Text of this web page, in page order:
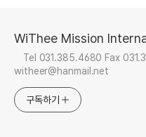
WiThee Mission
Tel 031.385.4680 Fax
witheer@hanmail.net
구독하기